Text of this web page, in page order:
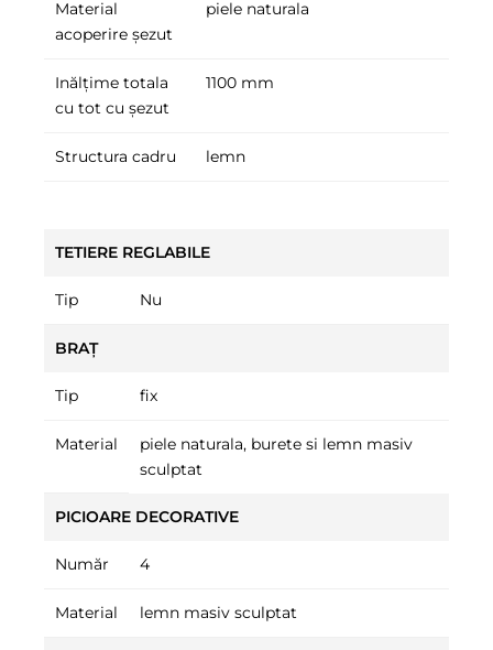
Material
acoperire șezut
piele naturala
Inălțime totala
cu tot cu șezut
1100 mm
Structura cadru lemn
TETIERE REGLABILE
Tip Nu
BRAȚ
Tip fix
Material
piele naturala, burete si lemn masiv
sculptat
PICIOARE DECORATIVE
Număr 4
Material lemn masiv sculptat